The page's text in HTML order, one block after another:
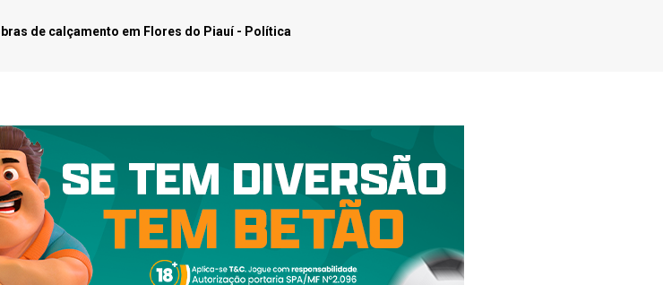
de calçamento em Flores do Piauí - Política